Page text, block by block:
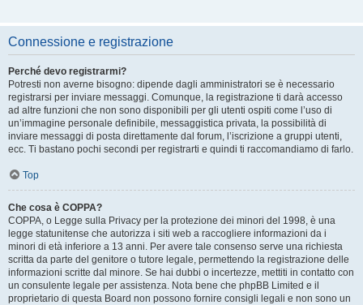
Connessione e registrazione
Perché devo registrarmi?
Potresti non averne bisogno: dipende dagli amministratori se è necessario
registrarsi per inviare messaggi. Comunque, la registrazione ti darà accesso
ad altre funzioni che non sono disponibili per gli utenti ospiti come l’uso di
un’immagine personale definibile, messaggistica privata, la possibilità di
inviare messaggi di posta direttamente dal forum, l’iscrizione a gruppi utenti,
ecc. Ti bastano pochi secondi per registrarti e quindi ti raccomandiamo di farlo.
Top
Che cosa è COPPA?
COPPA, o Legge sulla Privacy per la protezione dei minori del 1998, è una
legge statunitense che autorizza i siti web a raccogliere informazioni da i
minori di età inferiore a 13 anni. Per avere tale consenso serve una richiesta
scritta da parte del genitore o tutore legale, permettendo la registrazione delle
informazioni scritte dal minore. Se hai dubbi o incertezze, mettiti in contatto con
un consulente legale per assistenza. Nota bene che phpBB Limited e il
proprietario di questa Board non possono fornire consigli legali e non sono un